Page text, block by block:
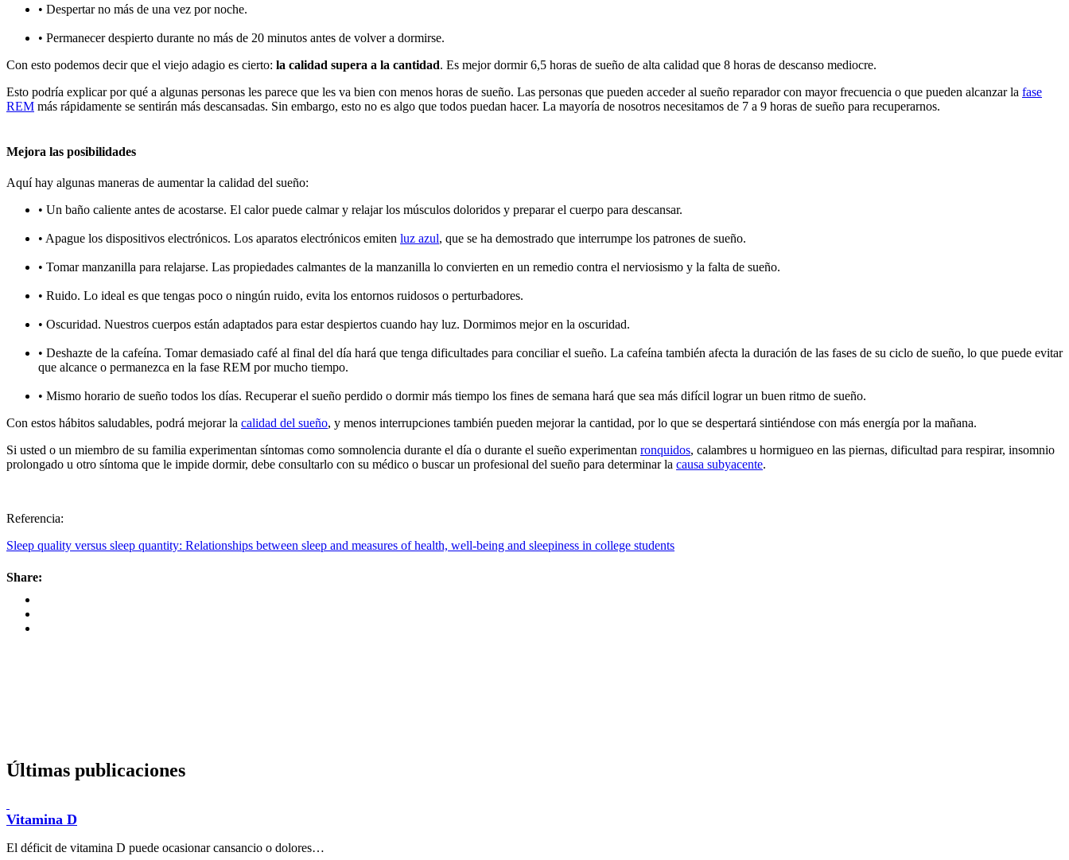
• Despertar no más de una vez por noche.
• Permanecer despierto durante no más de 20 minutos antes de volver a dormirse.
Con esto podemos decir que el viejo adagio es cierto: la calidad supera a la cantidad. Es mejor dormir 6,5 horas de sueño de alta calidad que 8 horas de descanso mediocre.
Esto podría explicar por qué a algunas personas les parece que les va bien con menos horas de sueño. Las personas que pueden acceder al sueño reparador con mayor frecuencia o que pueden alcanzar la fase
REM más rápidamente se sentirán más descansadas. Sin embargo, esto no es algo que todos puedan hacer. La mayoría de nosotros necesitamos de 7 a 9 horas de sueño para recuperarnos.
Mejora las posibilidades
Aquí hay algunas maneras de aumentar la calidad del sueño:
• Un baño caliente antes de acostarse. El calor puede calmar y relajar los músculos doloridos y preparar el cuerpo para descansar.
• Apague los dispositivos electrónicos. Los aparatos electrónicos emiten luz azul, que se ha demostrado que interrumpe los patrones de sueño.
• Tomar manzanilla para relajarse. Las propiedades calmantes de la manzanilla lo convierten en un remedio contra el nerviosismo y la falta de sueño.
• Ruido. Lo ideal es que tengas poco o ningún ruido, evita los entornos ruidosos o perturbadores.
• Oscuridad. Nuestros cuerpos están adaptados para estar despiertos cuando hay luz. Dormimos mejor en la oscuridad.
• Deshazte de la cafeína. Tomar demasiado café al final del día hará que tenga dificultades para conciliar el sueño. La cafeína también afecta la duración de las fases de su ciclo de sueño, lo que puede evitar
que alcance o permanezca en la fase REM por mucho tiempo.
• Mismo horario de sueño todos los días. Recuperar el sueño perdido o dormir más tiempo los fines de semana hará que sea más difícil lograr un buen ritmo de sueño.
Con estos hábitos saludables, podrá mejorar la calidad del sueño, y menos interrupciones también pueden mejorar la cantidad, por lo que se despertará sintiéndose con más energía por la mañana.
Si usted o un miembro de su familia experimentan síntomas como somnolencia durante el día o durante el sueño experimentan ronquidos, calambres u hormigueo en las piernas, dificultad para respirar, insomnio
prolongado u otro síntoma que le impide dormir, debe consultarlo con su médico o buscar un profesional del sueño para determinar la causa subyacente.
Referencia:
Sleep quality versus sleep quantity: Relationships between sleep and measures of health, well-being and sleepiness in college students
Share:
Últimas publicaciones
Vitamina D
El déficit de vitamina D puede ocasionar cansancio o dolores…